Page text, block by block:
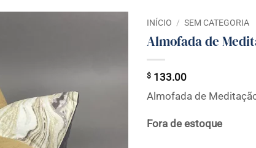
INÍCIO / SEM CATEGORIA
Almofada de
$ 133.00
Almofada de
Fora de estoque